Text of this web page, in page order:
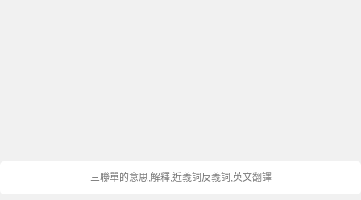
三聯單的意思,解釋,近義詞反義詞,英文翻譯